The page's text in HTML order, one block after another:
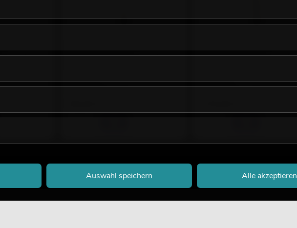
Kunstpflanze, 180cm
Bestand reicht ca. 12 Wo.
Kunstpflanze, 240cm
Bestand reicht ca. 12 Wo.
Auswahl speichern Alle akzeptieren